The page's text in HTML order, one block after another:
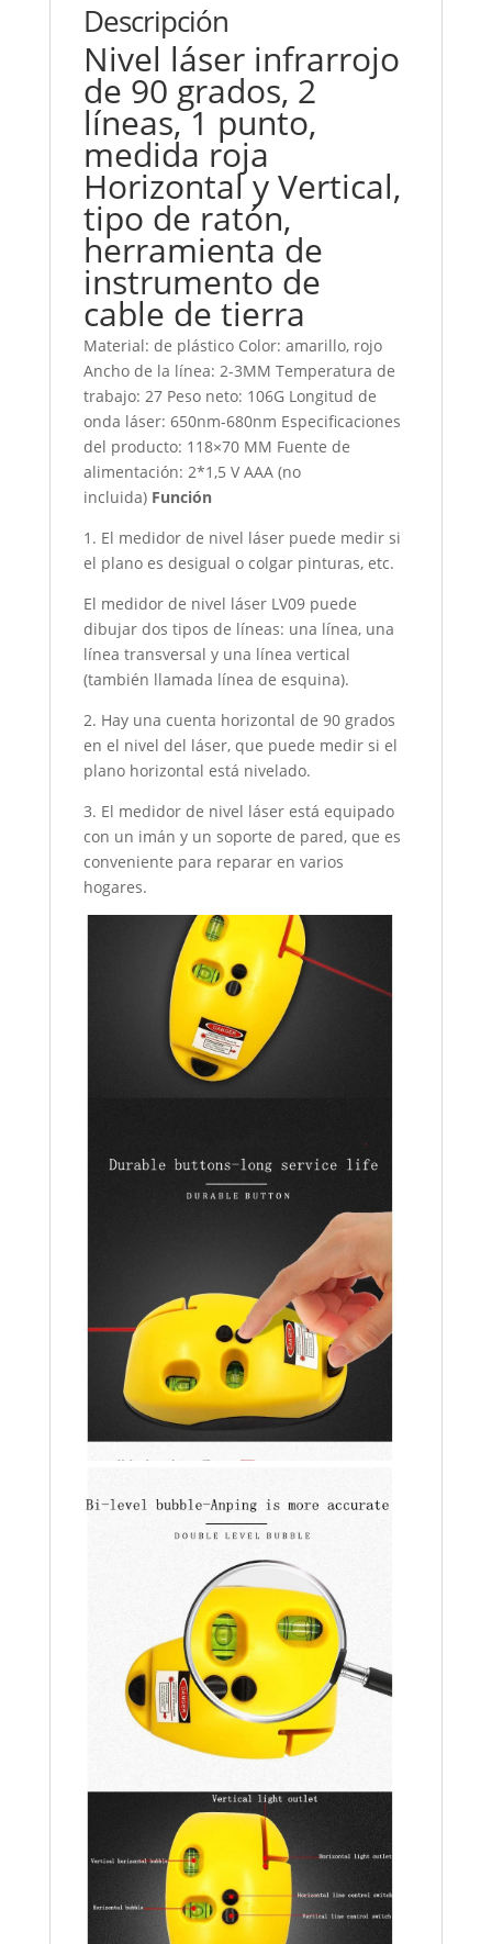
cantidadDescripción
Nivel láser infrarrojo
de 90 grados, 2
líneas, 1 punto,
medida roja
Horizontal y Vertical,
tipo de ratón,
herramienta de
instrumento de
cable de tierra
Material: de plástico Color: amarillo, rojo
Ancho de la línea: 2-3MM Temperatura de
trabajo: 27 Peso neto: 106G Longitud de
onda láser: 650nm-680nm Especificaciones
del producto: 118×70 MM Fuente de
alimentación: 2*1,5 V AAA (no
incluida) Función
1. El medidor de nivel láser puede medir si
el plano es desigual o colgar pinturas, etc.
El medidor de nivel láser LV09 puede
dibujar dos tipos de líneas: una línea, una
línea transversal y una línea vertical
(también llamada línea de esquina).
2. Hay una cuenta horizontal de 90 grados
en el nivel del láser, que puede medir si el
plano horizontal está nivelado.
3. El medidor de nivel láser está equipado
con un imán y un soporte de pared, que es
conveniente para reparar en varios
hogares.